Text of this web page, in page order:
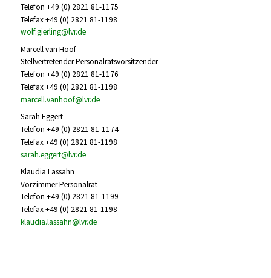
Telefon +49 (0) 2821 81-1175
Telefax +49 (0) 2821 81-1198
wolf.gierling@lvr.de
Marcell van Hoof
Stellvertretender Personalratsvorsitzender
Telefon +49 (0) 2821 81-1176
Telefax +49 (0) 2821 81-1198
marcell.vanhoof@lvr.de
Sarah Eggert
Telefon +49 (0) 2821 81-1174
Telefax +49 (0) 2821 81-1198
sarah.eggert@lvr.de
Klaudia Lassahn
Vorzimmer Personalrat
Telefon +49 (0) 2821 81-1199
Telefax +49 (0) 2821 81-1198
klaudia.lassahn@lvr.de